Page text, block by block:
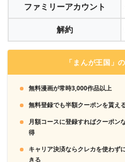
600ポイントを獲得し、
を使い放題です。
解約完了です
この解約方法さえ覚えておけば
NEXT」を使っていないのに月
ラブルは起こりません。
ファミリーアカウント
解約
「まんが王国」
無料漫画が常時3,000作品以上
無料登録でも半額クーポンを貰え
月額コースに登録すればクーポン
得
キャリア決済ならクレカを使わず
きる